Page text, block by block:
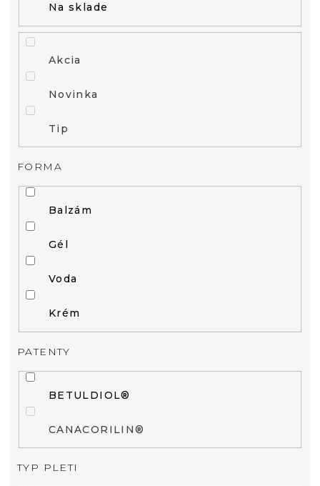
Na sklade
Akcia
Novinka
Tip
FORMA
Balzám
Gél
Voda
Krém
PATENTY
BETULDIOL®
CANACORILIN®
TYP PLETI